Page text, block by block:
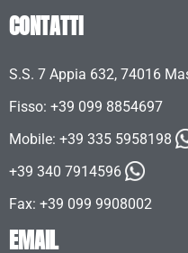
CONTATTI
S.S. 7 Appia 632, 74016
Fisso: +39 099 8854697
Mobile: +39 335 5958198
+39 340 7914596
Fax: +39 099 9908002
EMAIL